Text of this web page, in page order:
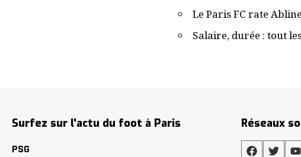
Le Paris FC rate
Salaire, durée : tout
Surfez sur l'actu du foot à Paris
PSG
Réseaux